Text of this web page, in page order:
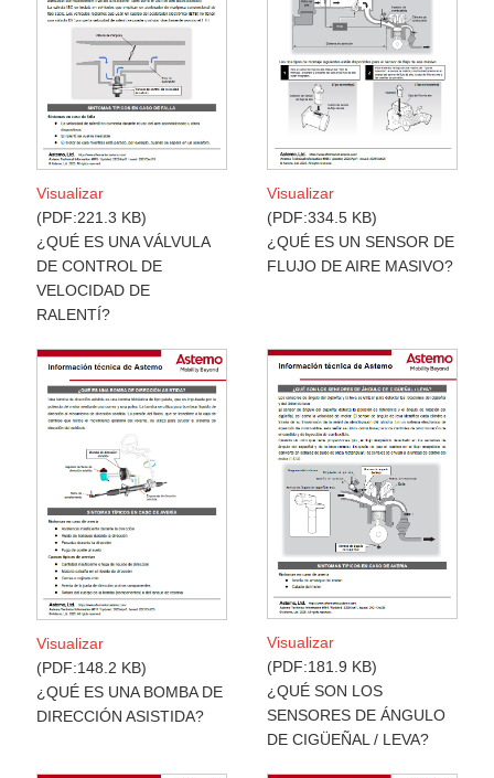
Visualizar
PDF:221.3 KB
¿QUÉ ES UNA VÁLVULA
DE CONTROL DE
VELOCIDAD DE
RALENTÍ?
Visualizar
PDF:334.5 KB
¿QUÉ ES UN SENSOR DE
FLUJO DE AIRE MASIVO?
Visualizar
PDF:148.2 KB
¿QUÉ ES UNA BOMBA DE
DIRECCIÓN ASISTIDA?
Visualizar
PDF:181.9 KB
¿QUÉ SON LOS
SENSORES DE ÁNGULO
DE CIGÜEÑAL / LEVA?